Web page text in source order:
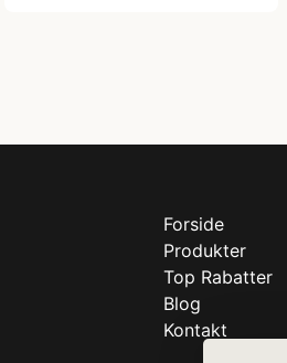
Forside
Produkter
Top Rabatter
Blog
Kontakt